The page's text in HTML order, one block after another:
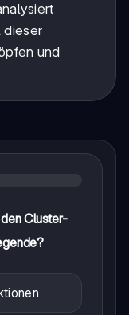
dieser
und
Cluster-